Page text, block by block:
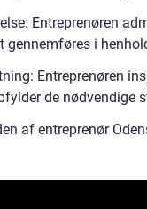
Entreprenøren
gennemføres i
Entreprenøren
de nødvendige
af entreprenør